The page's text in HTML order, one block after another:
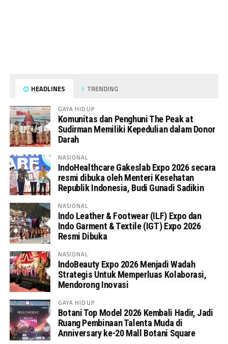
HEADLINES TRENDING
GAYA HIDUP
Komunitas dan Penghuni The Peak at
Sudirman Memiliki Kepedulian dalam Donor
Darah
NASIONAL
IndoHealthcare Gakeslab Expo 2026 secara
resmi dibuka oleh Menteri Kesehatan
Republik Indonesia, Budi Gunadi Sadikin
NASIONAL
Indo Leather & Footwear (ILF) Expo dan
Indo Garment & Textile (IGT) Expo 2026
Resmi Dibuka
NASIONAL
IndoBeauty Expo 2026 Menjadi Wadah
Strategis Untuk Memperluas Kolaborasi,
Mendorong Inovasi
GAYA HIDUP
Botani Top Model 2026 Kembali Hadir, Jadi
Ruang Pembinaan Talenta Muda di
Anniversary ke-20 Mall Botani Square